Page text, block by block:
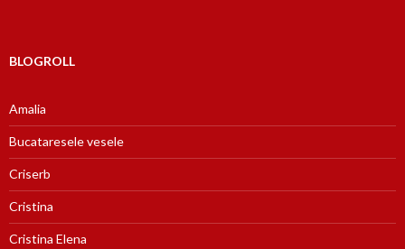
BLOGROLL
Amalia
Bucataresele vesele
Criserb
Cristina
Cristina Elena